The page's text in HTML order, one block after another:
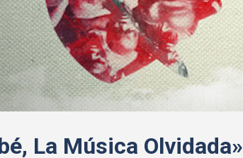
La Música Olvidada»